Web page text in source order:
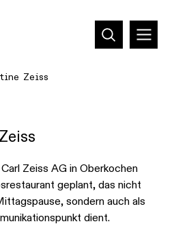
Zeiss
Zeiss AG in Oberkochen
geplant, das nicht
sondern auch als
dient.